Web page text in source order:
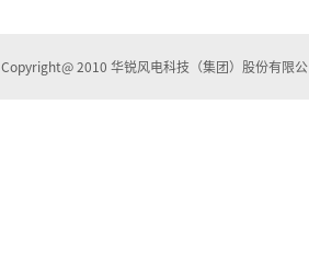
Copyright@ 2010 华锐风电科技（集团）股份有限